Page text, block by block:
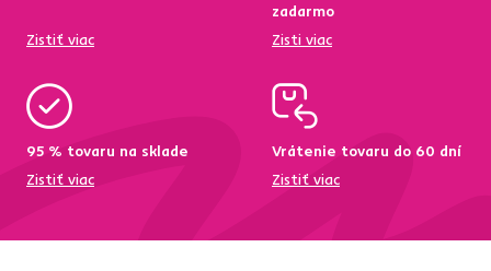
Zistiť viac
zadarmo
Zisti viac
95 % tovaru na sklade
Zistiť viac
Vrátenie tovaru do 60 dní
Zistiť viac